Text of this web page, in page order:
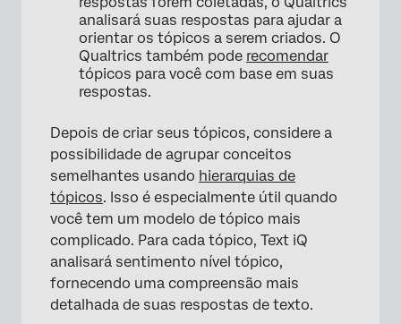
analisará suas respostas para ajudar a
orientar os tópicos a serem criados. O
Qualtrics também pode recomendar
tópicos para você com base em suas
respostas.
Depois de criar seus tópicos, considere a
possibilidade de agrupar conceitos
semelhantes usando hierarquias de
tópicos. Isso é especialmente útil quando
você tem um modelo de tópico mais
complicado. Para cada tópico, Text iQ
analisará sentimento nível tópico,
fornecendo uma compreensão mais
detalhada de suas respostas de texto.